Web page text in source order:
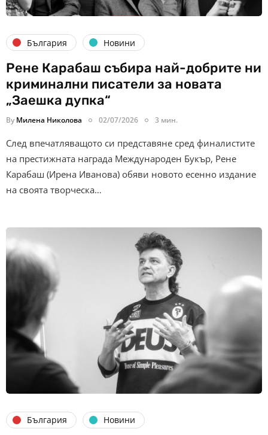
България Новини
Рене Карабаш събира най-добрите ни
криминални писатели за новата
„Заешка дупка“
By Милена Николова 02/07/2026 3 мин.
След впечатляващото си представяне сред финалистите
на престижната награда Международен Букър, Рене
Карабаш (Ирена Иванова) обяви новото есенно издание
на своята творческа…
България Новини